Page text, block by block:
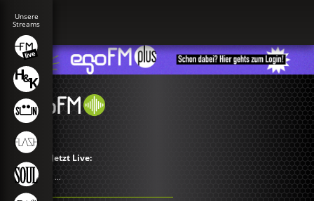
Jetzt Live:
...